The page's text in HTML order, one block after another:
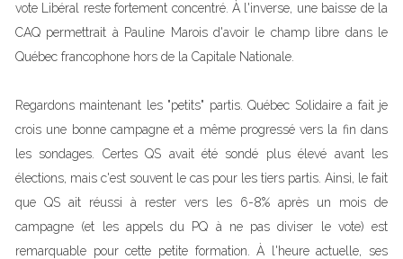
vote Libéral reste fortement concentré. À l'inverse, une baisse de la
CAQ permettrait à Pauline Marois d'avoir le champ libre dans le
Québec francophone hors de la Capitale Nationale.
Regardons maintenant les "petits" partis. Québec Solidaire a fait je
crois une bonne campagne et a même progressé vers la fin dans
les sondages. Certes QS avait été sondé plus élevé avant les
élections, mais c'est souvent le cas pour les tiers partis. Ainsi, le fait
que QS ait réussi à rester vers les 6-8% après un mois de
campagne (et les appels du PQ à ne pas diviser le vote) est
remarquable pour cette petite formation. À l'heure actuelle, ses